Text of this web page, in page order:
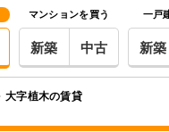
マンションを買う
新築 中古
一戸
新築
大字植木の賃貸